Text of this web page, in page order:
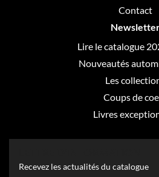
Contact
Lire le catalogue
Nouveautés
Les
Coups de
Livres
Recevez les actualités du catalogue